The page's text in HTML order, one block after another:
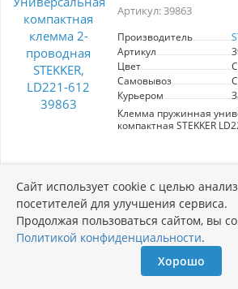
Артикул: 39863
Производитель
Артикул
Цвет
Самовывоз
Курьером
Клемма пружинная
компактная STEKKER
изделия пластик, медь.
одножильный/
среды -20...+40°C25 руб.
33 руб.
Клемма STEKKER
Сайт использует cookie с целью
посетителей для улучшения сервиса.
Продолжая пользоваться сайтом, вы
Политикой конфиденциальности.
Хорошо